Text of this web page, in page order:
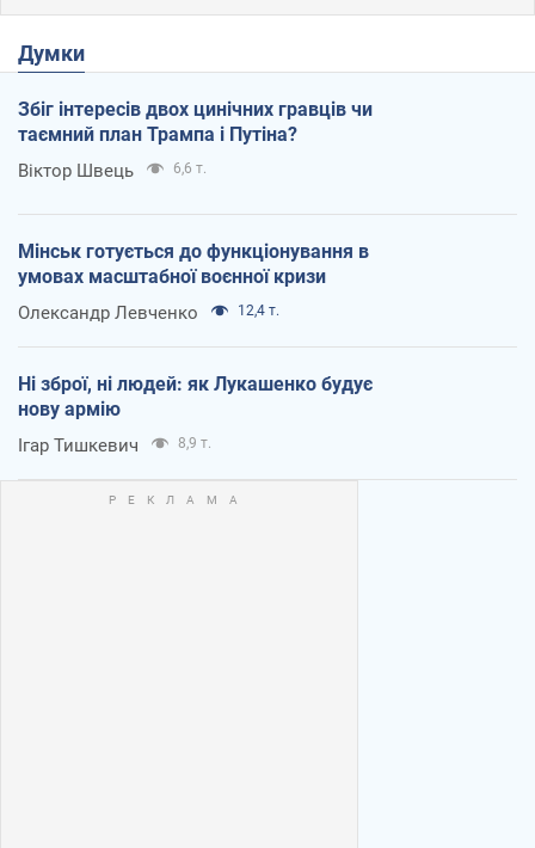
Думки
Збіг інтересів двох цинічних гравців чи
таємний план Трампа і Путіна?
Віктор Швець 6,6 т.
Мінськ готується до функціонування в
умовах масштабної воєнної кризи
Олександр Левченко 12,4 т.
Ні зброї, ні людей: як Лукашенко будує
нову армію
Ігар Тишкевич 8,9 т.